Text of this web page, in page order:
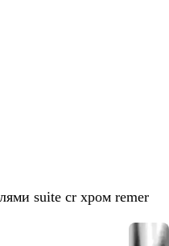
suite cr хром remer